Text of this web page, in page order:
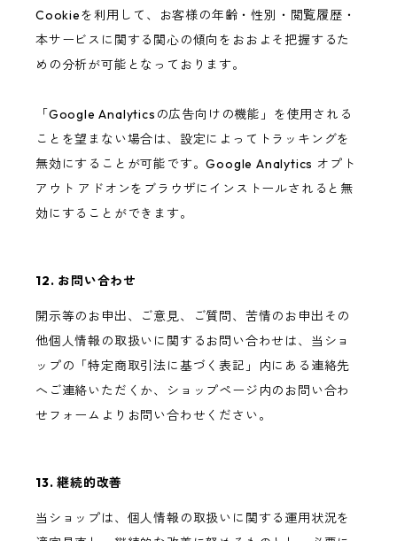
Cookieを利用して、お客様の年齢・性別・閲覧履歴・
本サービスに関する関心の傾向をおおよそ把握するた
めの分析が可能となっております。
「Google Analyticsの広告向けの機能」を使用される
ことを望まない場合は、設定によってトラッキングを
無効にすることが可能です。Google Analytics オプト
アウト アドオンをブラウザにインストールされると無
効にすることができます。
12. お問い合わせ
開示等のお申出、ご意見、ご質問、苦情のお申出その
他個人情報の取扱いに関するお問い合わせは、当ショ
ップの「特定商取引法に基づく表記」内にある連絡先
へご連絡いただくか、ショップページ内のお問い合わ
せフォームよりお問い合わせください。
13. 継続的改善
当ショップは、個人情報の取扱いに関する運用状況を